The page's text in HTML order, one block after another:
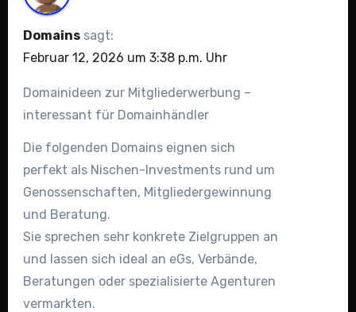
Domains sagt:
Februar 12, 2026 um 3:38 p.m. Uhr
Domainideen zur Mitgliederwerbung –
interessant für Domainhändler
Die folgenden Domains eignen sich
perfekt als Nischen-Investments rund um
Genossenschaften, Mitgliedergewinnung
und Beratung.
Sie sprechen sehr konkrete Zielgruppen an
und lassen sich ideal an eGs, Verbände,
Beratungen oder spezialisierte Agenturen
vermarkten.